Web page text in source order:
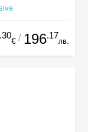
.30
€ / 196.17
лв.